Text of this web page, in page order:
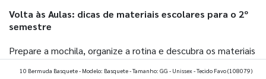
Volta às Aulas: dicas de materiais escolares para o 2º
semestre
Prepare a mochila, organize a rotina e descubra os materiais
que fazem toda diferença para começar o segundo
10 Bermuda Basquete - Modelo: Basquete - Tamanho: GG - Unissex - Tecido Favo(108079)